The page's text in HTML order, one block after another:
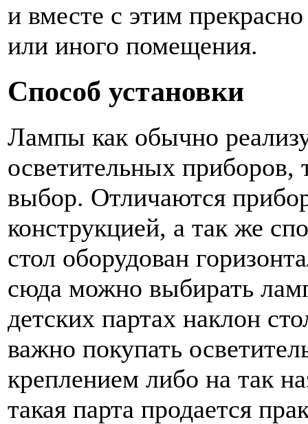
и вместе с этим
или иного помещения.
Способ установки
Лампы как обычно
осветительных
выбор. Отличаются
конструкцией, а так же
стол оборудован
сюда можно выбирать
детских партах наклон
важно покупать
креплением либо на так
такая парта продается